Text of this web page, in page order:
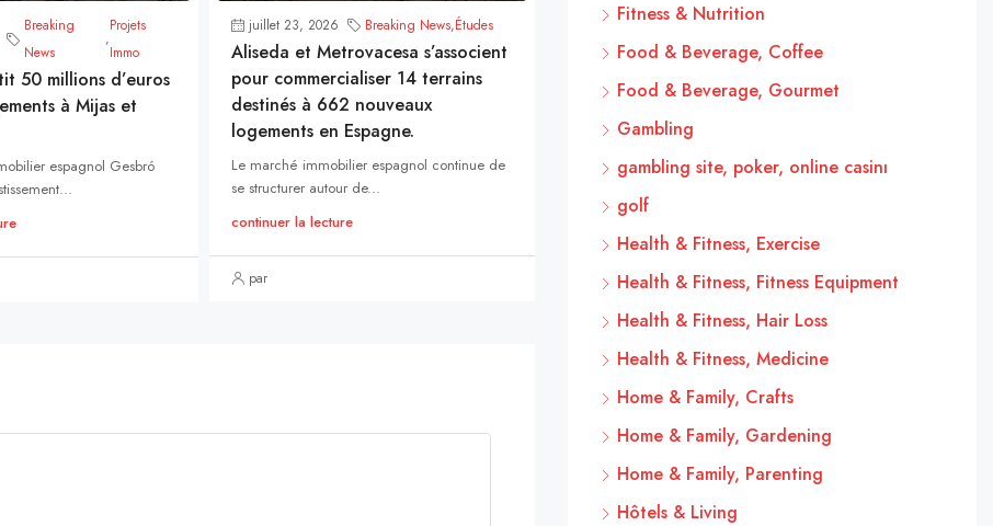
Breaking
News
,
Projets
Immo
50 millions d’euros
à Mijas et
espagnol Gesbró
juillet 23, 2026 Breaking News,Études
Aliseda et Metrovacesa s’associent
pour commercialiser 14 terrains
destinés à 662 nouveaux
logements en Espagne.
Le marché immobilier espagnol continue de
se structurer autour de...
continuer la lecture
par
Fitness & Nutrition
Food & Beverage, Coffee
Food & Beverage, Gourmet
Gambling
gambling site, poker, online casinı
golf
Health & Fitness, Exercise
Health & Fitness, Fitness Equipment
Health & Fitness, Hair Loss
Health & Fitness, Medicine
Home & Family, Crafts
Home & Family, Gardening
Home & Family, Parenting
Hôtels & Living